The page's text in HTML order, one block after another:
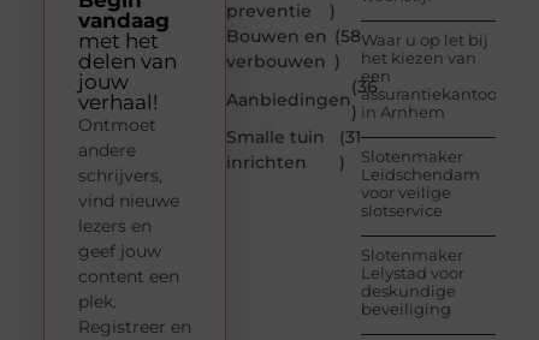
preventie
)
Bouwen en
verbouwen
(58
)
Aanbiedingen
(36
)
Smalle tuin
inrichten
(31
)
Waar u op let bij
het kiezen van
een
assurantiekantoor
in Arnhem
Slotenmaker
Leidschendam
voor veilige
slotservice
Slotenmaker
Lelystad voor
deskundige
beveiliging
vandaag
met het
delen van
jouw
verhaal!
Ontmoet
andere
schrijvers,
vind nieuwe
lezers en
geef jouw
content een
plek.
Registreer en